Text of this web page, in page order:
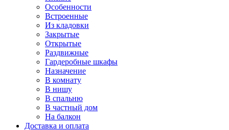
Особенности
Встроенные
Из кладовки
Закрытые
Открытые
Раздвижные
Гардеробные шкафы
Назначение
В комнату
В нишу
В спальню
В частный дом
На балкон
Доставка и оплата